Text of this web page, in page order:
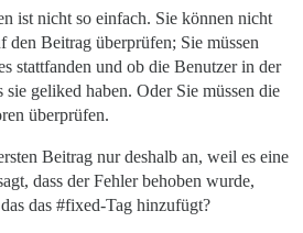
ist nicht so einfach. Sie können nicht
den Beitrag überprüfen; Sie müssen
stattfanden und ob die Benutzer in der
sie geliked haben. Oder Sie müssen die
überprüfen.
Beitrag nur deshalb an, weil es eine
dass der Fehler behoben wurde,
das #fixed-Tag hinzufügt?